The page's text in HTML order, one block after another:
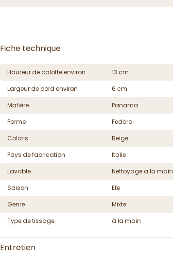
Fiche technique
Hauteur de calotte environ
13 cm
Largeur de bord environ
6 cm
Matière
Panama
Forme
Fedora
Coloris
Beige
Pays de fabrication
Italie
Lavable
Nettoyage a la main
Saison
Ete
Genre
Mixte
Type de tissage
à la main
Entretien